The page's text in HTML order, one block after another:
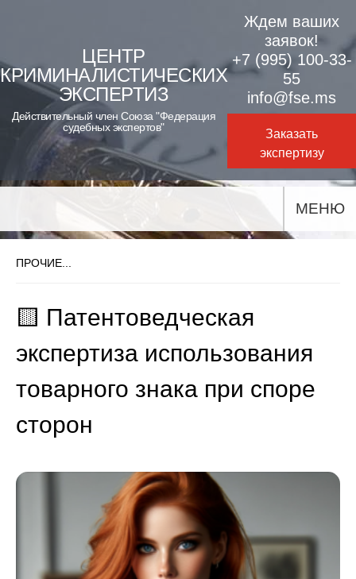
content
ЦЕНТР
КРИМИНАЛИСТИЧЕСКИХ
ЭКСПЕРТИЗ
Действительный член Союза "Федерация
судебных экспертов"
Ждем ваших
заявок!
+7 (995) 100-33-
55
info@fse.ms
Заказать
экспертизу
МЕНЮ
ПРОЧИЕ...
🟨 Патентоведческая
экспертиза использования
товарного знака при споре
сторон